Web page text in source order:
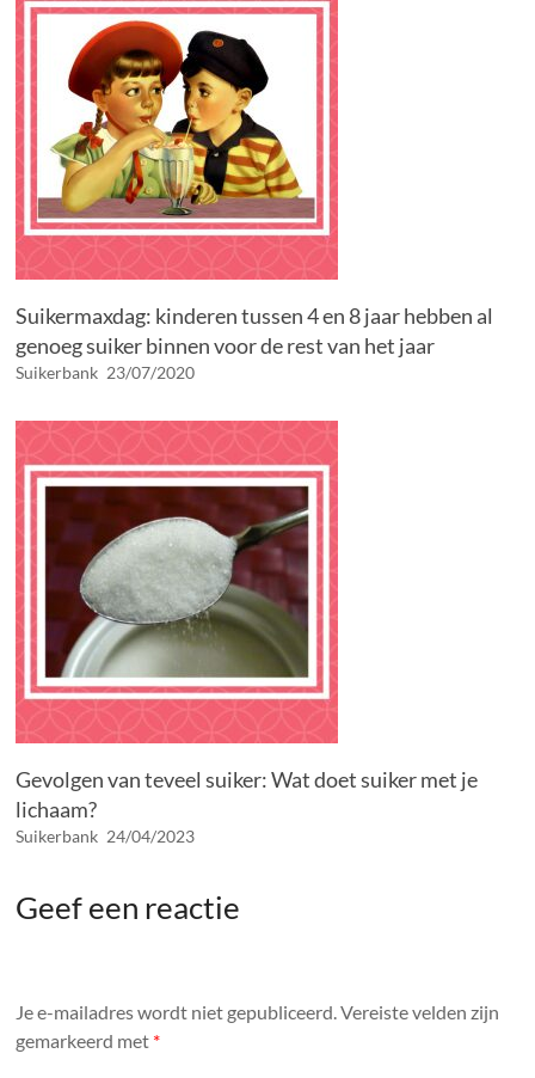
Suikermaxdag: kinderen tussen 4 en 8 jaar hebben al
genoeg suiker binnen voor de rest van het jaar
Suikerbank 23/07/2020
Gevolgen van teveel suiker: Wat doet suiker met je
lichaam?
Suikerbank 24/04/2023
Geef een reactie
Je e-mailadres wordt niet gepubliceerd.Vereiste velden zijn
gemarkeerd met *